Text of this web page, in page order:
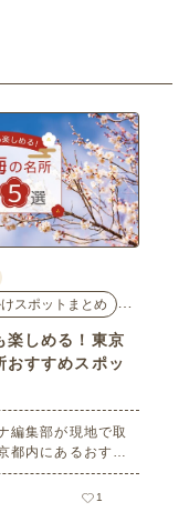
スポットまとめ
…
楽しめる！東京
おすすめスポッ
編集部が現地で取
都内にあるおすす
を５選紹介しま
はもちろんのこと
1